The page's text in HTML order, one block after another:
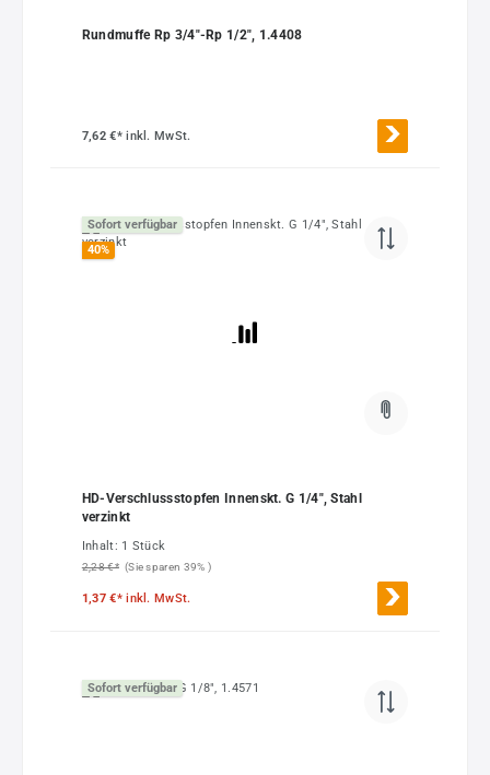
Rundmuffe Rp 3/4"-Rp 1/2", 1.4408
7,62 €*inkl. MwSt.
Sofort verfügbar
40%
HD-Verschlussstopfen Innenskt. G 1/4", Stahl
verzinkt
Inhalt: 1 Stück
2,28 €* (Sie sparen 39% )
1,37 €*inkl. MwSt.
Sofort verfügbar